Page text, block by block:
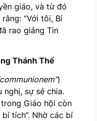
giáo, và từ đó
“Với tôi, Bí
rao giảng Tin
Thánh Thể
)
nghị, sự sẻ chia.
Giáo hội còn
tích”. Nhờ các bí